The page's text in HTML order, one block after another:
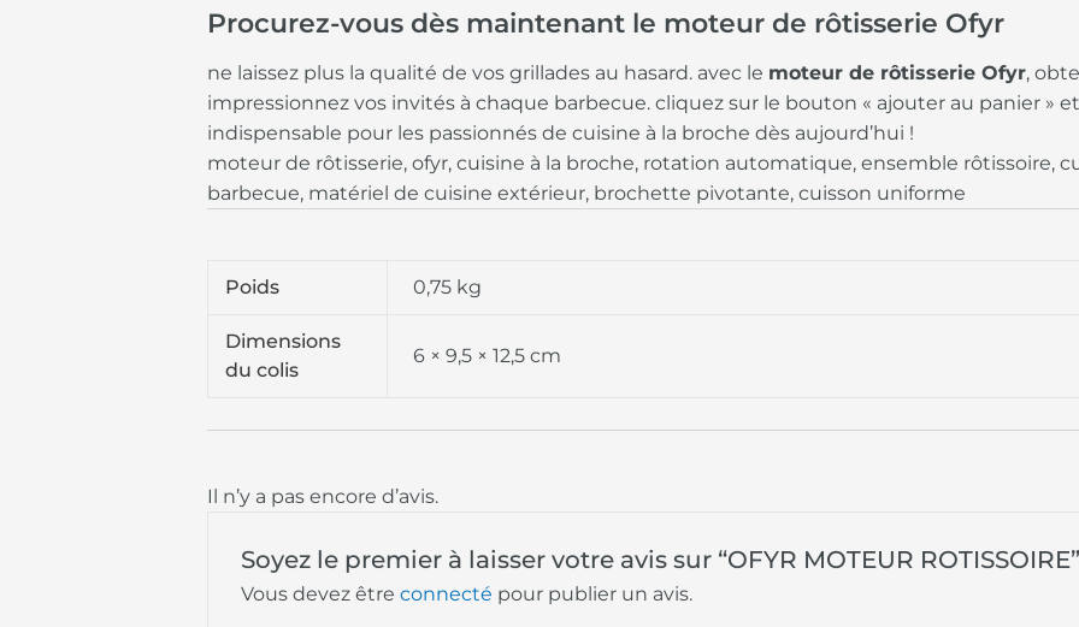
Procurez-vous dès maintenant le moteur de rôtisserie Ofyr
ne laissez plus la qualité de vos grillades au hasard. avec le moteur de rôtisserie Ofyr,
impressionnez vos invités à chaque barbecue. cliquez sur le bouton « ajouter au panier »
indispensable pour les passionnés de cuisine à la broche dès aujourd’hui !
moteur de rôtisserie, ofyr, cuisine à la broche, rotation automatique, ensemble rôtissoire,
barbecue, matériel de cuisine extérieur, brochette pivotante, cuisson uniforme
Poids 0,75 kg
Dimensions
du colis
6 × 9,5 × 12,5 cm
Il n’y a pas encore d’avis.
Soyez le premier à laisser votre avis sur “OFYR MOTEUR ROTISSOIRE”
Vous devez être connecté pour publier un avis.